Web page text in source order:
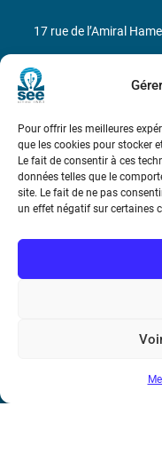
Pour offrir les meilleures
que les cookies pour stocker
Le fait de consentir à ces
données telles que le
site. Le fait de ne pas
un effet négatif sur certaines
Bicentenaire
Conditions
Mentions
17 rue de l’Amiral
Métro : « Boissière »
N° de SIREN : 785 393
communautaire :